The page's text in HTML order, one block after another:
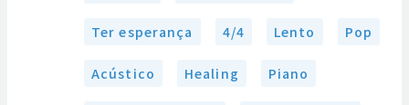
Ter esperança 4/4 Lento Pop
Acústico Healing Piano